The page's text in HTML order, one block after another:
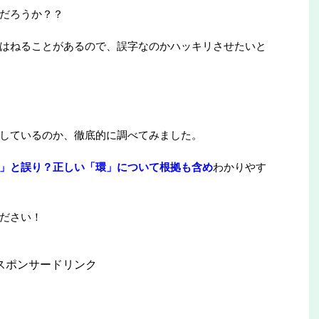
ろうか？？
ねることがあるので、誤字なのかハッキリさせたいと
ているのか、徹底的に調べてみました。
と誤り？正しい「環」について根拠も含めわかりやす
さい！
ポンサードリンク